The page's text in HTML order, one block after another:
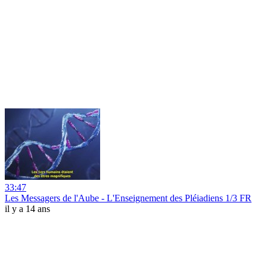
33:47
Les Messagers de l'Aube - L'Enseignement des Pléiadiens 1/3 FR
il y a 14 ans